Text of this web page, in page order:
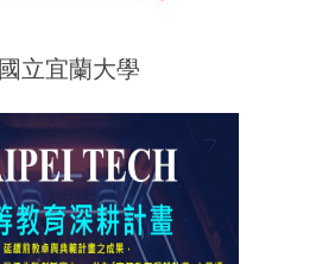
國立宜蘭大學